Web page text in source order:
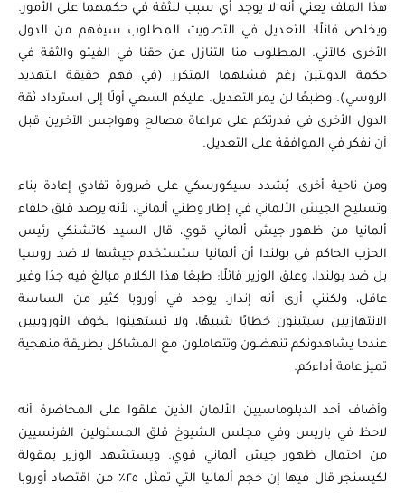
هذا الملف يعني أنه لا يوجد أي سبب للثقة في حكمهما على الأمور.
ويخلص قائلًا: التعديل في التصويت المطلوب سيفهم من الدول
الأخرى كالآتي. المطلوب منا التنازل عن حقنا في الفيتو والثقة في
حكمة الدولتين رغم فشلهما المتكرر (في فهم حقيقة التهديد
الروسي). وطبعًا لن يمر التعديل. عليكم السعي أولًا إلى استرداد ثقة
الدول الأخرى في قدرتكم على مراعاة مصالح وهواجس الآخرين قبل
أن نفكر في الموافقة على التعديل.
ومن ناحية أخرى، يُشدد سيكورسكي على ضرورة تفادي إعادة بناء
وتسليح الجيش الألماني في إطار وطني ألماني، لأنه يرصد قلق حلفاء
ألمانيا من ظهور جيش ألماني قوي، قال السيد كاتشنكي رئيس
الحزب الحاكم في بولندا أن ألمانيا ستستخدم جيشها لا ضد روسيا
بل ضد بولندا، وعلق الوزير قائلًا: طبعًا هذا الكلام مبالغ فيه جدًا وغير
عاقل، ولكنني أرى أنه إنذار. يوجد في أوروبا كثير من الساسة
الانتهازيين سيتبنون خطابًا شبيهًا، ولا تستهينوا بخوف الأوروبيين
عندما يشاهدونكم تنهضون وتتعاملون مع المشاكل بطريقة منهجية
تميز عامة أداءكم.
وأضاف أحد الدبلوماسيين الألمان الذين علقوا على المحاضرة أنه
لاحظ في باريس وفي مجلس الشيوخ قلق المسئولين الفرنسيين
من احتمال ظهور جيش ألماني قوي. ويستشهد الوزير بمقولة
لكيسنجر قال فيها إن حجم ألمانيا التي تمثل ٢٥٪ من اقتصاد أوروبا